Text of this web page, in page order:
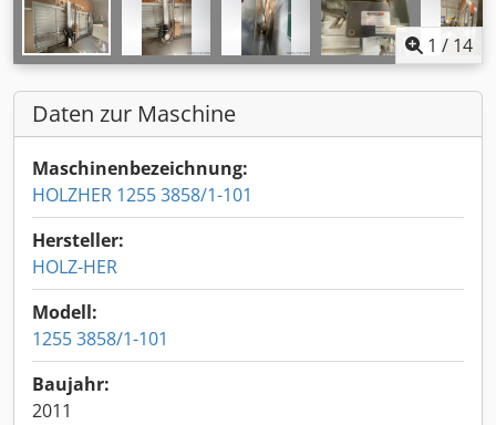
1 / 14
Daten zur Maschine
Maschinenbezeichnung:
HOLZHER 1255 3858/1-101
Hersteller:
HOLZ-HER
Modell:
1255 3858/1-101
Baujahr:
2011